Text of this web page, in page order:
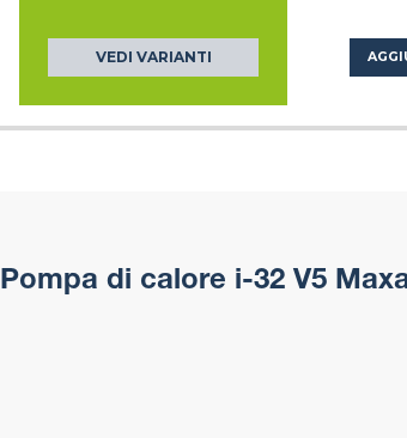
VEDI VARIANTI
Pompa di calore i-32 V5